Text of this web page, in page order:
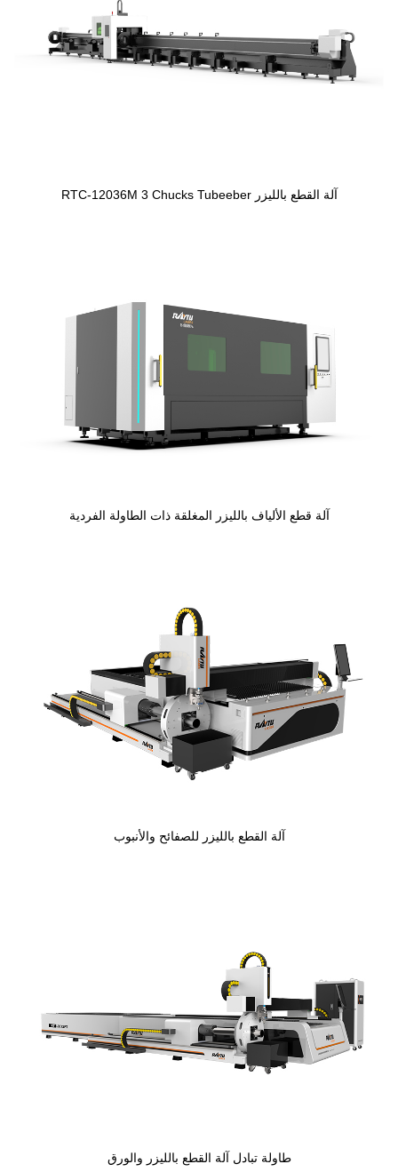
آلة القطع بالليزر RTC-12036M 3 Chucks Tubeeber
آلة قطع الألياف بالليزر المغلقة ذات الطاولة الفردية
آلة القطع بالليزر للصفائح والأنبوب
طاولة تبادل آلة القطع بالليزر والورق